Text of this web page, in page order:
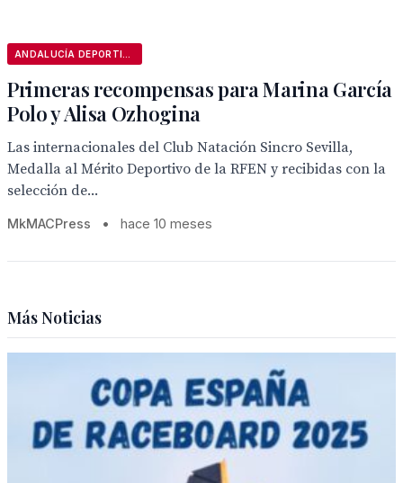
Primeras recompensas para Marina García
Polo y Alisa Ozhogina
Las internacionales del Club Natación Sincro Sevilla,
Medalla al Mérito Deportivo de la RFEN y recibidas con la
selección de...
MkMACPress • hace 10 meses
Más Noticias